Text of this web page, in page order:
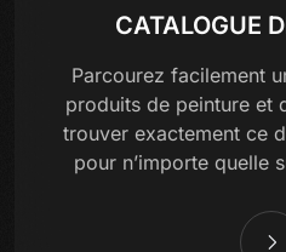
CATALOGUE
Parcourez facilement
produits de peinture et
trouver exactement ce
pour n’importe quelle